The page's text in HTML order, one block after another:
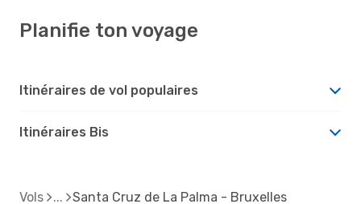
Planifie ton voyage
Itinéraires de vol populaires
Itinéraires Bis
Vols Santa Cruz de La Palma - Bruxelles